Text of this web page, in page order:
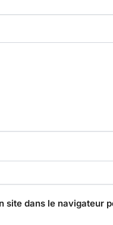
site dans le navigateur